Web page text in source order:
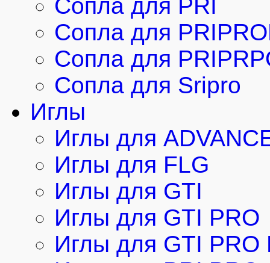
Сопла для PRI
Сопла для
Сопла для
Сопла для Sripro
Иглы
Иглы для
Иглы для FLG
Иглы для GTI
Иглы для GTI PRO
Иглы для GTI PRO